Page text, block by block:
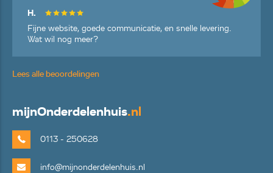
H.
Fijne website, goede communicatie, en snelle levering.
Wat wil nog meer?
Lees alle beoordelingen
mijnOnderdelenhuis.nl
0113 - 250628
info@mijnonderdelenhuis.nl